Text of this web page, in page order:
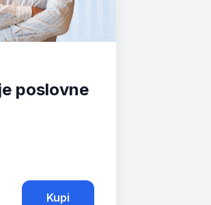
poslovne
Kupi